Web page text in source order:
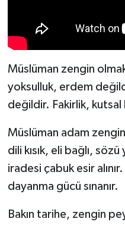
Müslüman zengin
yoksulluk, erdem
değildir. Fakirlik, kutsal
Müslüman adam
dili kısık, eli bağlı,
iradesi çabuk esir
dayanma gücü sınanır.
Bakın tarihe, zengin